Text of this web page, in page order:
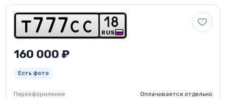
t 7 7 7 c c RUS
1 8
160 000 ₽
Есть фото
Переоформление Оплачивается отдельно